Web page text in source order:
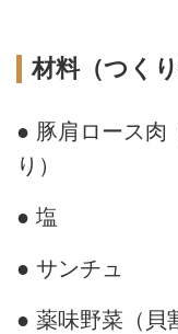
材料（つく
● 豚肩ロース肉
り）
● 塩
● サンチュ
● 薬味野菜（貝